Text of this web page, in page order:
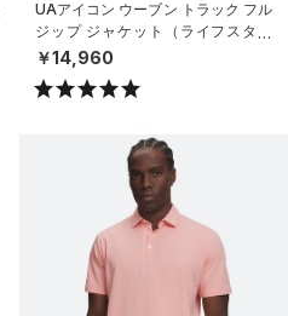
UAアイコン ウーブン トラック フル
ジップ ジャケット（ライフスタイ
ル/MEN）
￥14,960